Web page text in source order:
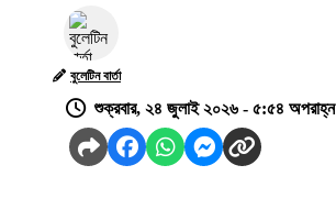
বুলেটিন বার্তা
শুক্রবার, ২৪ জুলাই ২০২৬ - ৫:৫৪ অপরাহ্ন